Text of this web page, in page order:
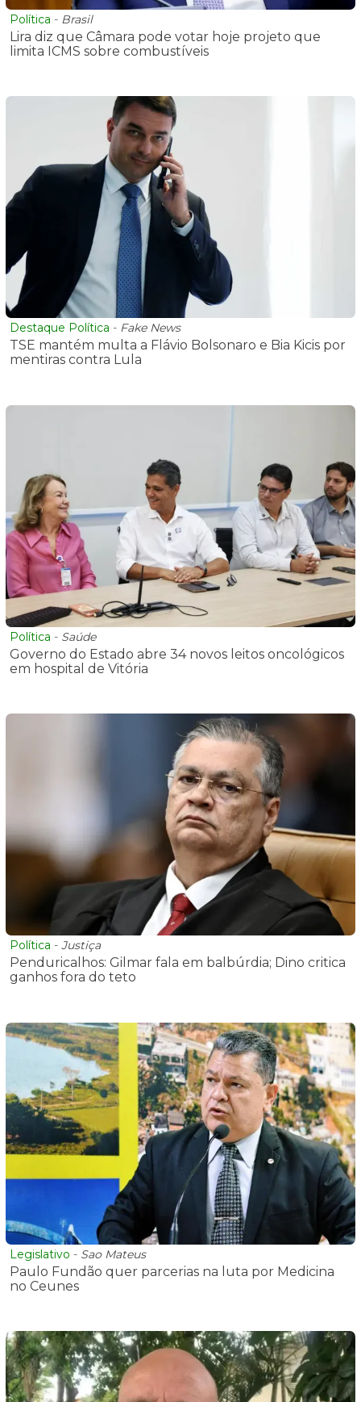
Política - Brasil
Lira diz que Câmara pode votar hoje projeto que
limita ICMS sobre combustíveis
Destaque Política - Fake News
TSE mantém multa a Flávio Bolsonaro e Bia Kicis por
mentiras contra Lula
Política - Saúde
Governo do Estado abre 34 novos leitos oncológicos
em hospital de Vitória
Política - Justiça
Penduricalhos: Gilmar fala em balbúrdia; Dino critica
ganhos fora do teto
Legislativo - Sao Mateus
Paulo Fundão quer parcerias na luta por Medicina
no Ceunes